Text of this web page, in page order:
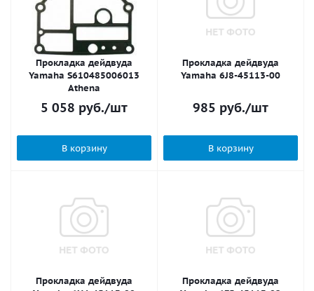
Прокладка дейдвуда
Yamaha S610485006013
Athena
5 058 руб./шт
В корзину
Прокладка дейдвуда
Yamaha 6J8-45113-00
985 руб./шт
В корзину
Прокладка дейдвуда
Прокладка дейдвуда